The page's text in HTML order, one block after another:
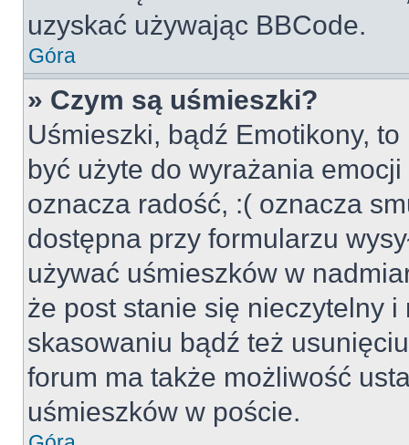
uzyskać używając BBCode.
Góra
» Czym są uśmieszki?
Uśmieszki, bądź Emotikony,
być użyte do wyrażania
oznacza radość, :( oznacza
dostępna przy formularzu
używać uśmieszków w
że post stanie się nieczytelny
skasowaniu bądź też
forum ma także możliwość
uśmieszków w poście.